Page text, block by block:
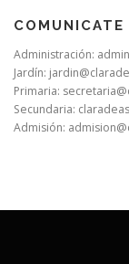
Administración:
Jardín:
Primaria:
Secundaria:
Admisión: